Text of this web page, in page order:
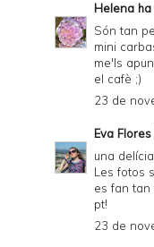
Helena ha
Són tan
mini
me'ls
el cafè ;)
23 de
Eva Flores
una
Les fotos
es fan tan
pt!
23 de